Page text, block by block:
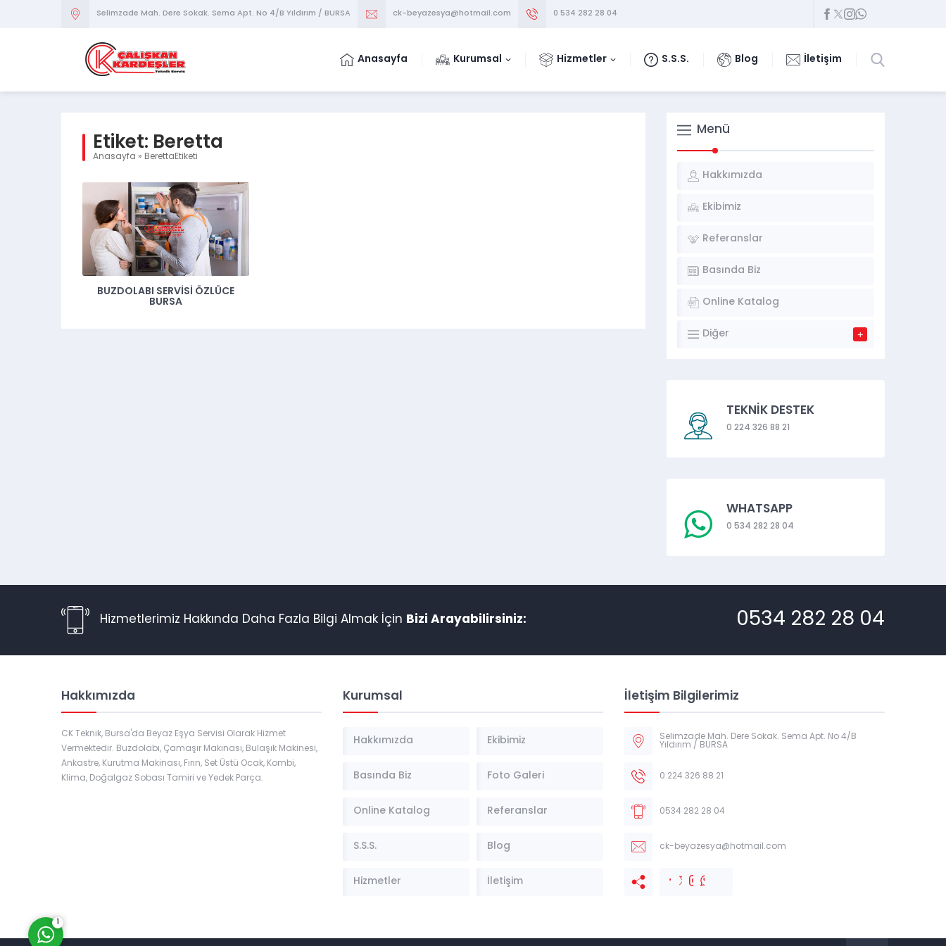
Selimzade Mah. Dere Sokak. Sema Apt. No 4/B Yıldırım / BURSA ck-beyazesya@hotmail.com 0 534 282 28 04
Anasayfa Kurumsal Hizmetler S.S.S. Blog İletişim
Etiket: Beretta
Anasayfa » BerettaEtiketi
BUZDOLABI SERVISI ÖZLÜCE
BURSA
Menü
Hakkımızda
Ekibimiz
Referanslar
Basında Biz
Online Katalog
Diğer
TEKNİK DESTEK
0 224 326 88 21
WHATSAPP
0 534 282 28 04
Hizmetlerimiz Hakkında Daha Fazla Bilgi Almak İçin Bizi Arayabilirsiniz: 0534 282 28 04
Hakkımızda
CK Teknik, Bursa'da Beyaz Eşya Servisi Olarak Hizmet
Vermektedir. Buzdolabı, Çamaşır Makinası, Bulaşık Makinesi,
Ankastre, Kurutma Makinası, Fırın, Set Üstü Ocak, Kombi,
Klima, Doğalgaz Sobası Tamiri ve Yedek Parça.
Kurumsal
Hakkımızda Ekibimiz
Basında Biz Foto Galeri
Online Katalog Referanslar
S.S.S. Blog
Hizmetler İletişim
İletişim Bilgilerimiz
Selimzade Mah. Dere Sokak. Sema Apt. No 4/B
Yıldırım / BURSA
0 224 326 88 21
0534 282 28 04
ck-beyazesya@hotmail.com
Müşteri Temsilcisi